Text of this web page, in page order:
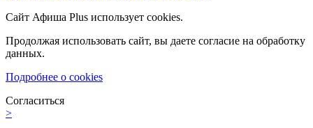
Сайт Афиша Plus использует cookies.
Продолжая использовать сайт, вы даете согласие на обработку
данных.
Подробнее о cookies
Согласиться
>